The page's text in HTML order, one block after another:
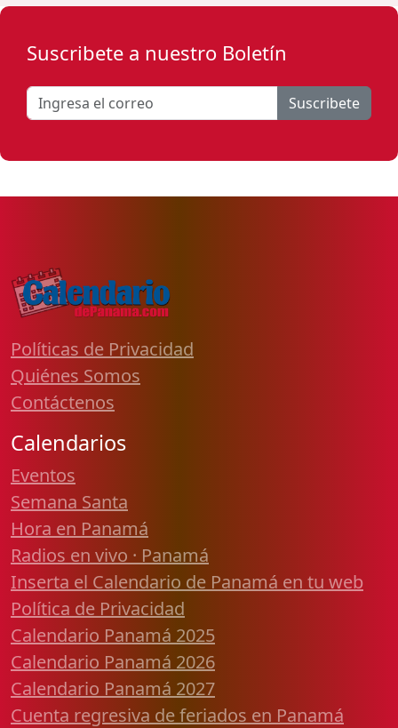
Suscribete a nuestro Boletín
Suscribete
Políticas de Privacidad
Quiénes Somos
Contáctenos
Calendarios
Eventos
Semana Santa
Hora en Panamá
Radios en vivo · Panamá
Inserta el Calendario de Panamá en tu web
Política de Privacidad
Calendario Panamá 2025
Calendario Panamá 2026
Calendario Panamá 2027
Cuenta regresiva de feriados en Panamá